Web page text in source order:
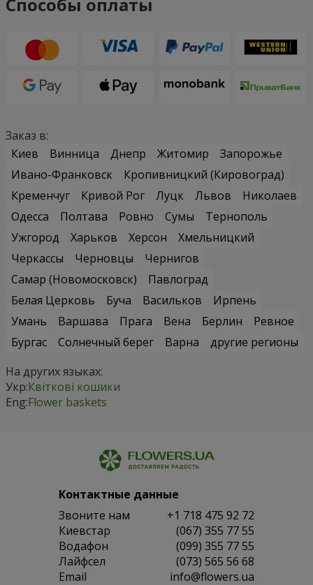
Заказ в:
Киев
Винница Днепр Житомир
Запорожье
Ивано-Франковск
Кропивницкий (Кировоград)
Кременчуг
Кривой Рог Луцк Львов
Николаев
Одесса
Полтава Ровно Сумы
Тернополь
Ужгород
Харьков Херсон
Хмельницкий
Черкассы
Черновцы
Чернигов
Самар (Новомосковск)
Павлоград
Белая Церковь
Буча Васильков
Ирпень
Умань
Варшава Прага Вена Берлин
Ревное
Бургас
Солнечный берег Варна
другие регионы
На других языках:
Укр:Квіткові кошики
Eng:Flower baskets
Контактные данные
Звоните нам
+1 718 475 92 72
Киевстар
(067) 355 77 55
Водафон
(099) 355 77 55
Лайфсел
(073) 565 56 68
Email
info@flowers.ua